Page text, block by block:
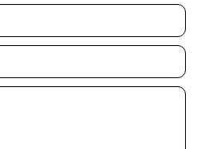
место в творчестве автора
связанные с ней сюжеты жизни
приморских городов.
по Камчатке, Чукотке,
пути и Средиземноморью,
и создания большого числа
активно участвовал в